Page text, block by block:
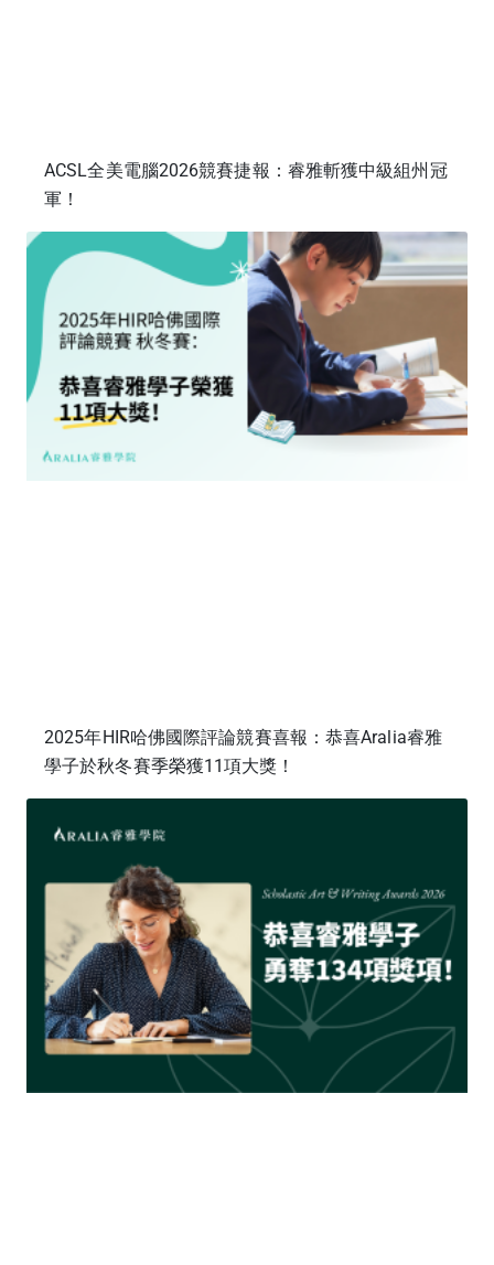
ACSL全美電腦2026競賽捷報：睿雅斬獲中級組州冠
軍！
2025年HIR哈佛國際評論競賽喜報：恭喜Aralia睿雅
學子於秋冬賽季榮獲11項大獎！